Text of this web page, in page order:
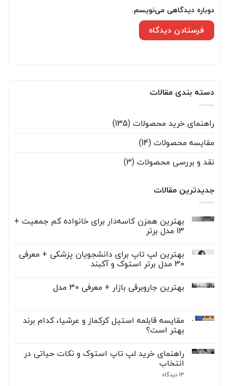
دوباره دیدگاهی می‌نویسم.
دسته بندی مقالات
راهنمای خرید محصولات(135)
مقایسه محصولات(14)
نقد و بررسی محصولات(3)
جدیدترین مقالات
بهترین همزن کاسه‌دار برای خانواده کم جمعیت +
13 مدل برتر
برای
بهترین
همزن
خانواده
کم
مدل
برتر
ثبت
نشده
بهترین لپ تاپ برای دانشجویان پزشکی + معرفی
30 مدل برتر استوک و آکبند
برای
بهترین
دانشجویان
پزشکی
+
مدل
برتر
استوک
و
آکبند
ثبت
نشده
بهترین جاروبرقی‌ بازار + معرفی 30 مدل
بهترین
جاروبرقی‌
بازار
+
30
مدل
نشده
مقایسه قابلمه استیل کرکماز و عرشیا، کدام برند
بهتر است؟
برای
مقایسه
قابلمه
استیل
کرکماز
ثبت
نشده
راهنمای خرید لپ تاپ استوک و نکات حیاتی در
انتخاب
13 دیدگاه